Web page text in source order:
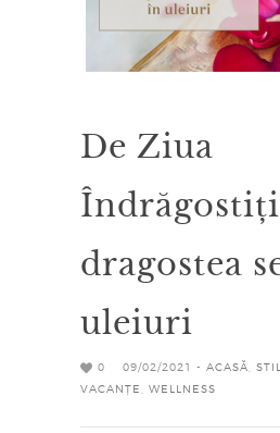
De Ziua
dragostea
uleiuri
0 09/02/2021 - ACASĂ
VACANȚE
WELLNESS